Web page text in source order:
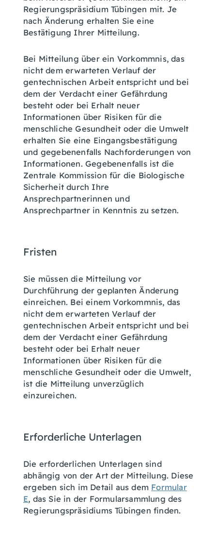
Regierungspräsidium Tübingen mit. Je
nach Änderung erhalten Sie eine
Bestätigung Ihrer Mitteilung.
Bei Mitteilung über ein Vorkommnis, das
nicht dem erwarteten Verlauf der
gentechnischen Arbeit entspricht und bei
dem der Verdacht einer Gefährdung
besteht oder bei Erhalt neuer
Informationen über Risiken für die
menschliche Gesundheit oder die Umwelt
erhalten Sie eine Eingangsbestätigung
und gegebenenfalls Nachforderungen von
Informationen. Gegebenenfalls ist die
Zentrale Kommission für die Biologische
Sicherheit durch Ihre
Ansprechpartnerinnen und
Ansprechpartner in Kenntnis zu setzen.
Fristen
Sie müssen die Mitteilung vor
Durchführung der geplanten Änderung
einreichen. Bei einem Vorkommnis, das
nicht dem erwarteten Verlauf der
gentechnischen Arbeit entspricht und bei
dem der Verdacht einer Gefährdung
besteht oder bei Erhalt neuer
Informationen über Risiken für die
menschliche Gesundheit oder die Umwelt,
ist die Mitteilung unverzüglich
einzureichen.
Erforderliche Unterlagen
Die erforderlichen Unterlagen sind
abhängig von der Art der Mitteilung. Diese
ergeben sich im Detail aus dem Formular
E, das Sie in der Formularsammlung des
Regierungspräsidiums Tübingen finden.